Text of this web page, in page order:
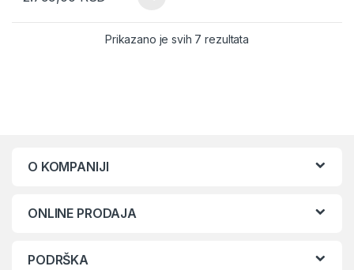
Prikazano je svih 7 rezultataSorted by latest
O KOMPANIJI
ONLINE PRODAJA
PODRŠKA